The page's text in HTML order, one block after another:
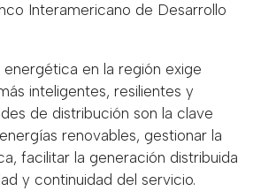
Interamericano de Desarrollo
energética en la región exige
inteligentes, resilientes y
de distribución son la clave
renovables, gestionar la
facilitar la generación distribuida
y continuidad del servicio.